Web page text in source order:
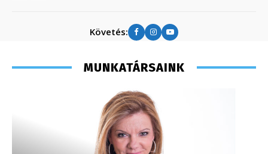
Követés:
MUNKATÁRSAINK